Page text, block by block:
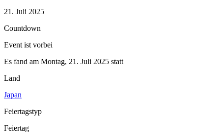
21. Juli 2025
Countdown
Event ist vorbei
Es fand am Montag, 21. Juli 2025 statt
Land
Japan
Feiertagstyp
Feiertag